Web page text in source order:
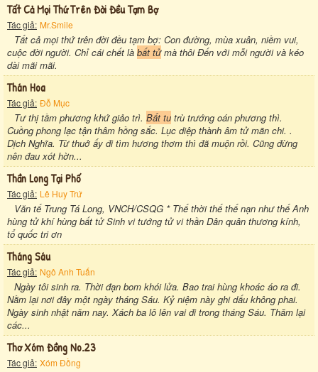
Tất Cả Mọi Thứ Trên Đời Đều Tạm Bợ
Tác giả: Mr.Smile
Tất cả mọi thứ trên đời đều tạm bợ: Con đường, mùa xuân, niềm vui,
cuộc đời người. Chỉ cái chết là bất tửmà thôi Đến với mỗi người và kéo
dài mãi mãi.
Thán Hoa
Tác giả: Đỗ Mục
Tư thị tầm phương khứ giảo trì. Bất tu trù trướng oán phương thì.
Cuồng phong lạc tận thâm hồng sắc. Lục diệp thành âm tử mãn chi. .
Dịch Nghĩa. Từ thuở ấy đi tìm hương thơm thì đã muộn rồi. Cũng đừng
nên đau xót hờn...
Thần Long Tại Phố
Tác giả: Lê Huy Trứ
Văn tế Trung Tá Long, VNCH/CSQG * Thế thời thế thế nạn như thế Anh
hùng tử khí hùng bất tử Sinh vi tướng tử vi thần Dân quân thương kính,
tổ quốc tri ơn
Tháng Sáu
Tác giả: Ngô Anh Tuấn
Ngày tôi sinh ra. Thời đạn bom khói lửa. Bao trai hùng khoác áo ra đi.
Nằm lại nơi đây một ngày tháng Sáu. Kỷ niệm này ghi dấu không phai.
Ngày sinh nhật năm nay. Xách ba lô lên vai đi trong tháng Sáu. Thăm lại
các...
Thơ Xóm Đồng No.23
Tác giả: Xóm Đồng